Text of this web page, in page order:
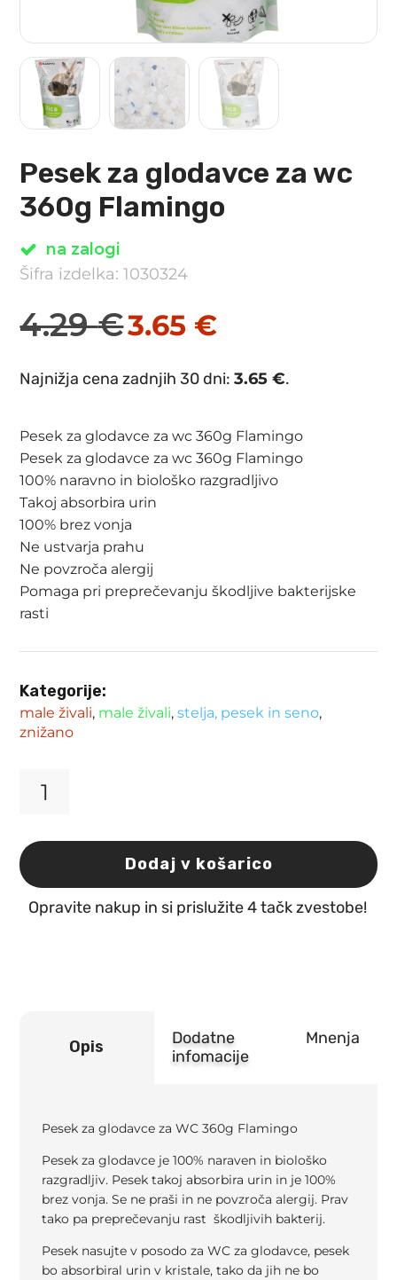
Pesek za glodavce za wc
360g Flamingo
na zalogi
Šifra izdelka: 1030324
4.29€
Izvirna
cena
4.29 €.
3.65 €
Trenutna
cena
Najnižja cena zadnjih 30 dni:3.65€.
Pesek za glodavce za wc 360g Flamingo
Pesek za glodavce za wc 360g Flamingo
100% naravno in biološko razgradljivo
Takoj absorbira urin
100% brez vonja
Ne ustvarja prahu
Ne povzroča alergij
Pomaga pri preprečevanju škodljive bakterijske
rasti
Kategorije:
male živali, male živali,stelja, pesek in seno,
znižano
glodavce
za
wc
360g
Flamingo
Dodaj v košarico
Opravite nakup in si prislužite 4 tačk zvestobe!
Opis
Dodatne
infomacije
Mnenja
Pesek za glodavce za WC 360g Flamingo
Pesek za glodavce je 100% naraven in biološko
razgradljiv. Pesek takoj absorbira urin in je 100%
brez vonja. Se ne praši in ne povzroča alergij. Prav
tako pa preprečevanju rast škodljivih bakterij.
Pesek nasujte v posodo za WC za glodavce, pesek
bo absorbiral urin v kristale, tako da jih ne bo